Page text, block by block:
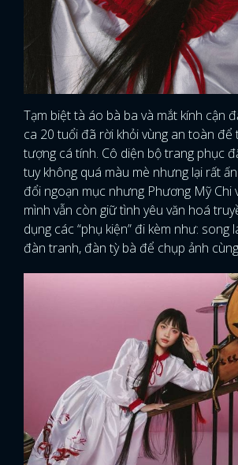
Tạm biệt tà áo bà ba và mắt kính cận
ca 20 tuổi đã rời khỏi vùng an toàn để
tượng cá tính. Cô diện bộ trang phục
tuy không quá màu mè nhưng lại rất
đổi ngoạn mục nhưng Phương Mỹ Chi
mình vẫn còn giữ tình yêu văn hoá
dụng các “phụ kiện” đi kèm như: song
đàn tranh, đàn tỳ bà để chụp ảnh